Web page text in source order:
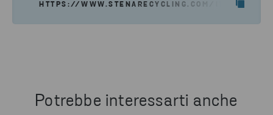
HTTPS://WWW.STENARECYCLING.COM/IT/COSA-
Potrebbe interessarti anche